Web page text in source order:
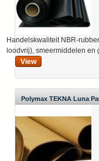
Handelskwaliteit NBR-
loodvrij), smeermiddelen en
View
Polymax TEKNA Luna